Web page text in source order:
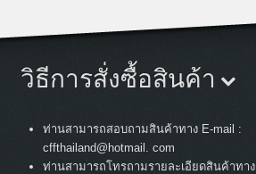
วิธีการสั่งซื้อสินค้า
ท่านสามารถสอบถามสินค้าทาง E-mail :
cffthailand@hotmail. com
ท่านสามารถโทรถามรายละเอียดสินค้าทาง